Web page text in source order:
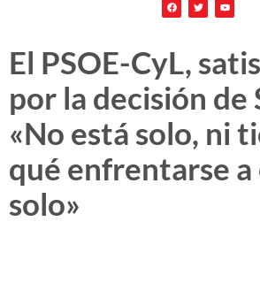
El PSOE-CyL,
por la decisión de
«No está solo, ni
qué enfrentarse a
solo»